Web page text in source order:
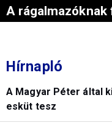
A
Hírnapló
A Magyar Péter által
esküt tesz